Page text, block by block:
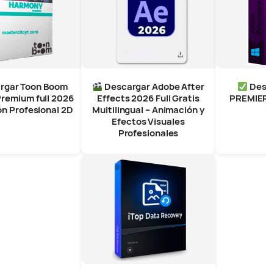
Toon Boom
full 2026
Profesional 2D
Descargar Adobe After
Effects 2026 Full Gratis
Multilingual – Animación y
Efectos Visuales
Profesionales